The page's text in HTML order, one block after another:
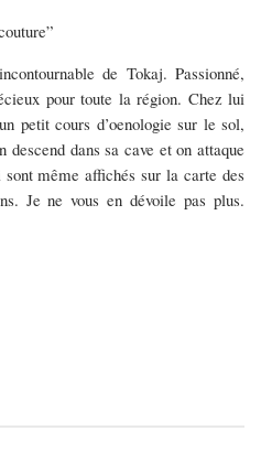
de Tokaj. Passionné,
pour toute la région. Chez lui
petit cours d’oenologie sur le sol,
dans sa cave et on attaque
même affichés sur la carte des
Je ne vous en dévoile pas plus.